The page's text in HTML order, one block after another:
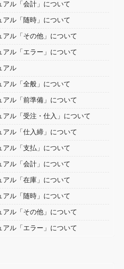
アル「会計」について
アル「随時」について
アル「その他」について
アル「エラー」について
アル
アル「全般」について
アル「前準備」について
アル「受注・仕入」について
アル「仕入締」について
アル「支払」について
アル「会計」について
アル「在庫」について
アル「随時」について
アル「その他」について
アル「エラー」について